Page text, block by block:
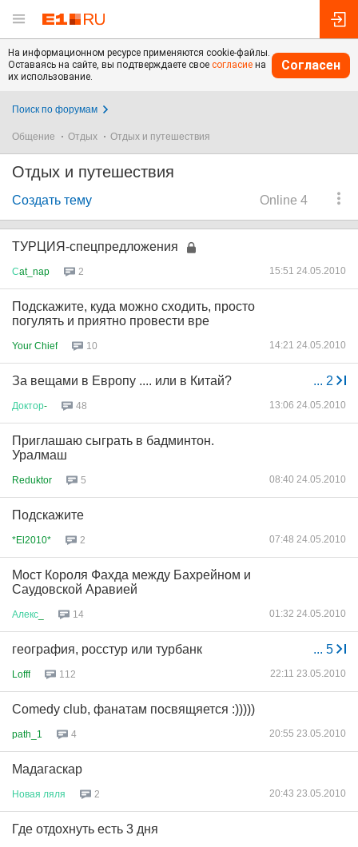
На информационном ресурсе применяются cookie-файлы.
Оставаясь на сайте, вы подтверждаете свое согласие на
их использование.
Согласен
Поиск по форумам
Общение Отдых Отдых и путешествия
Отдых и путешествия
Online 4
Создать тему
ТУРЦИЯ-спецпредложения
Сat_nap 2 15:51 24.05.2010
Подскажите, куда можно сходить, просто
погулять и приятно провести вре
Your Chief 10 14:21 24.05.2010
... 2
За вещами в Европу .... или в Китай?
Доктор- 48 13:06 24.05.2010
Приглашаю сыграть в бадминтон.
Уралмаш
Reduktor 5 08:40 24.05.2010
Подскажите
*El2010* 2 07:48 24.05.2010
Мост Короля Фахда между Бахрейном и
Саудовской Аравией
Алекс 14 01:32 24.05.2010
... 5
география, росстур или турбанк
Lofff 112 22:11 23.05.2010
Comedy club, фанатам посвящяется :)))))
path_1 4 20:55 23.05.2010
Мадагаскар
Новая ляля 2 20:43 23.05.2010
Где отдохнуть есть 3 дня